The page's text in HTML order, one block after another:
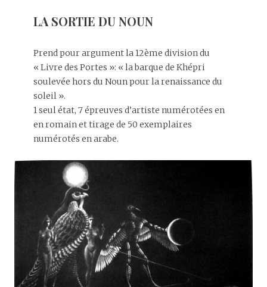
LA SORTIE DU NOUN
Prend pour argument la 12ème division du
« Livre des Portes »: « la barque de Khépri
soulevée hors du Noun pour la renaissance du
soleil ».
1 seul état, 7 épreuves d’artiste numérotées en
en romain et tirage de 50 exemplaires
numérotés en arabe.